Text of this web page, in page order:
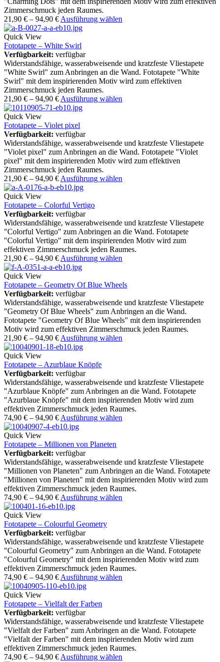
Zimmerschmuck jeden Raumes.
21,90 € – 94,90 € Ausführung wählen
Quick View
Fototapete – White Swirl
Verfügbarkeit: verfügbar
Widerstandsfähige, wasserabweisende und kratzfeste Vliestapete
"White Swirl" zum Anbringen an die Wand. Fototapete "White
Swirl" mit dem inspirierenden Motiv wird zum effektiven
Zimmerschmuck jeden Raumes.
21,90 € – 94,90 € Ausführung wählen
Quick View
Fototapete – Violet pixel
Verfügbarkeit: verfügbar
Widerstandsfähige, wasserabweisende und kratzfeste Vliestapete
"Violet pixel" zum Anbringen an die Wand. Fototapete "Violet
pixel" mit dem inspirierenden Motiv wird zum effektiven
Zimmerschmuck jeden Raumes.
21,90 € – 94,90 € Ausführung wählen
Quick View
Fototapete – Colorful Vertigo
Verfügbarkeit: verfügbar
Widerstandsfähige, wasserabweisende und kratzfeste Vliestapete
"Colorful Vertigo" zum Anbringen an die Wand. Fototapete
"Colorful Vertigo" mit dem inspirierenden Motiv wird zum
effektiven Zimmerschmuck jeden Raumes.
21,90 € – 94,90 € Ausführung wählen
Quick View
Fototapete – Geometry Of Blue Wheels
Verfügbarkeit: verfügbar
Widerstandsfähige, wasserabweisende und kratzfeste Vliestapete
"Geometry Of Blue Wheels" zum Anbringen an die Wand.
Fototapete "Geometry Of Blue Wheels" mit dem inspirierenden
Motiv wird zum effektiven Zimmerschmuck jeden Raumes.
21,90 € – 94,90 € Ausführung wählen
Quick View
Fototapete – Azurblaue Knöpfe
Verfügbarkeit: verfügbar
Widerstandsfähige, wasserabweisende und kratzfeste Vliestapete
"Azurblaue Knöpfe" zum Anbringen an die Wand. Fototapete
"Azurblaue Knöpfe" mit dem inspirierenden Motiv wird zum
effektiven Zimmerschmuck jeden Raumes.
74,90 € – 94,90 € Ausführung wählen
Quick View
Fototapete – Millionen von Planeten
Verfügbarkeit: verfügbar
Widerstandsfähige, wasserabweisende und kratzfeste Vliestapete
"Millionen von Planeten" zum Anbringen an die Wand. Fototapete
"Millionen von Planeten" mit dem inspirierenden Motiv wird zum
effektiven Zimmerschmuck jeden Raumes.
74,90 € – 94,90 € Ausführung wählen
Quick View
Fototapete – Colourful Geometry
Verfügbarkeit: verfügbar
Widerstandsfähige, wasserabweisende und kratzfeste Vliestapete
"Colourful Geometry" zum Anbringen an die Wand. Fototapete
"Colourful Geometry" mit dem inspirierenden Motiv wird zum
effektiven Zimmerschmuck jeden Raumes.
74,90 € – 94,90 € Ausführung wählen
Quick View
Fototapete – Vielfalt der Farben
Verfügbarkeit: verfügbar
Widerstandsfähige, wasserabweisende und kratzfeste Vliestapete
"Vielfalt der Farben" zum Anbringen an die Wand. Fototapete
"Vielfalt der Farben" mit dem inspirierenden Motiv wird zum
effektiven Zimmerschmuck jeden Raumes.
74,90 € – 94,90 € Ausführung wählen